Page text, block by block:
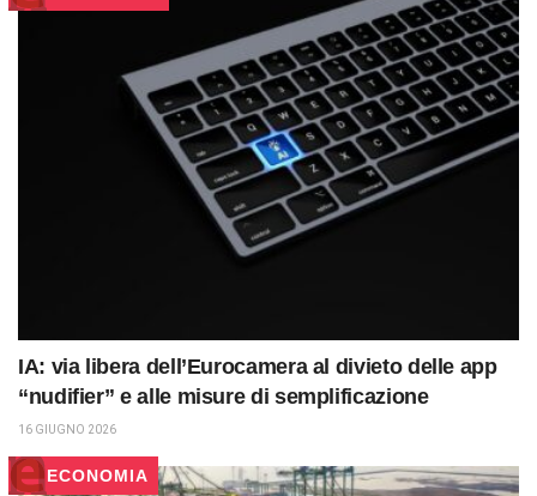
IA: via libera dell’Eurocamera al divieto delle app
“nudifier” e alle misure di semplificazione
16 GIUGNO 2026
ECONOMIA